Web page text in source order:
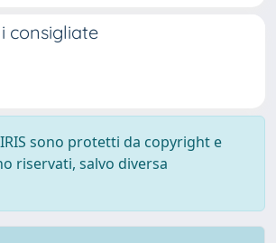
consigliate
sono protetti da copyright e
riservati, salvo diversa